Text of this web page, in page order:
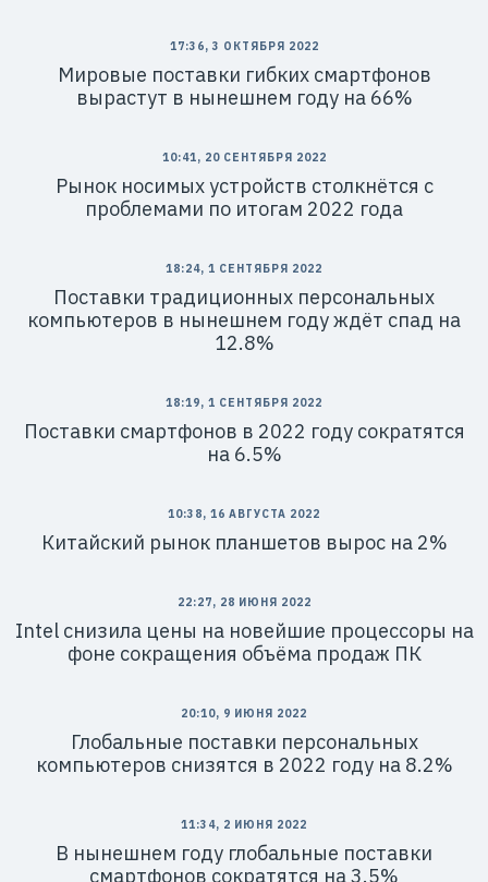
17:36, 3 ОКТЯБРЯ 2022
Мировые поставки гибких смартфонов
вырастут в нынешнем году на 66%
10:41, 20 СЕНТЯБРЯ 2022
Рынок носимых устройств столкнётся с
проблемами по итогам 2022 года
18:24, 1 СЕНТЯБРЯ 2022
Поставки традиционных персональных
компьютеров в нынешнем году ждёт спад на
12.8%
18:19, 1 СЕНТЯБРЯ 2022
Поставки смартфонов в 2022 году сократятся
на 6.5%
10:38, 16 АВГУСТА 2022
Китайский рынок планшетов вырос на 2%
22:27, 28 ИЮНЯ 2022
Intel снизила цены на новейшие процессоры на
фоне сокращения объёма продаж ПК
20:10, 9 ИЮНЯ 2022
Глобальные поставки персональных
компьютеров снизятся в 2022 году на 8.2%
11:34, 2 ИЮНЯ 2022
В нынешнем году глобальные поставки
смартфонов сократятся на 3.5%